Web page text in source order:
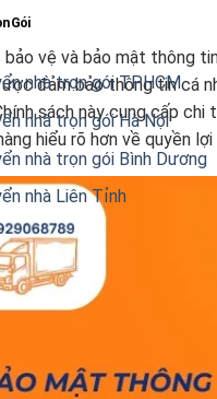
Gói
nhà trọn gói TPHCM
nhà trọn gói Hà Nội
nhà trọn gói Bình Dương
nhà Liên Tỉnh
bảo vệ và bảo mật thông
đảm bảo thông tin cá
sách này cung cấp
hiểu rõ hơn về quyền